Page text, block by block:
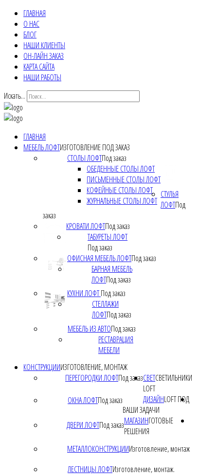
ГЛАВНАЯ
О НАС
БЛОГ
НАШИ КЛИЕНТЫ
ОН-ЛАЙН ЗАКАЗ
КАРТА САЙТА
НАШИ РАБОТЫ
Искать...
ГЛАВНАЯ
МЕБЕЛЬ ЛОФТИЗГОТОВЛЕНИЕ ПОД ЗАКАЗ
СТОЛЫ ЛОФТПод заказ
ОБЕДЕННЫЕ СТОЛЫ ЛОФТ
ПИСЬМЕННЫЕ СТОЛЫ ЛОФТ
КОФЕЙНЫЕ СТОЛЫ ЛОФТ
ЖУРНАЛЬНЫЕ СТОЛЫ ЛОФТ
СТУЛЬЯ
ЛОФТПод
заказ
КРОВАТИ ЛОФТПод заказ
ТАБУРЕТЫ ЛОФТ
Под заказ
ОФИСНАЯ МЕБЕЛЬ ЛОФТПод заказ
БАРНАЯ МЕБЕЛЬ
ЛОФТПод заказ
КУХНИ ЛОФТПод заказ
СТЕЛЛАЖИ
ЛОФТПод заказ
МЕБЕЛЬ ИЗ АВТОПод заказ
РЕСТАВРАЦИЯ
МЕБЕЛИ
КОНСТРУКЦИИИЗГОТОВЛЕНИЕ, МОНТАЖ
ПЕРЕГОРОДКИ ЛОФТПод заказ
ОКНА ЛОФТПод заказ
ДВЕРИ ЛОФТПод заказ
МЕТАЛЛОКОНСТРУКЦИИИзготовление, монтаж
ЛЕСТНИЦЫ ЛОФТИзготовление, монтаж.
СВЕТСВЕТИЛЬНИКИ
LOFT
ДИЗАЙНLOFT ПОД
ВАШИ ЗАДАЧИ
МАГАЗИНГОТОВЫЕ
РЕШЕНИЯ